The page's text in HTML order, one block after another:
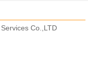
Co.,LTD